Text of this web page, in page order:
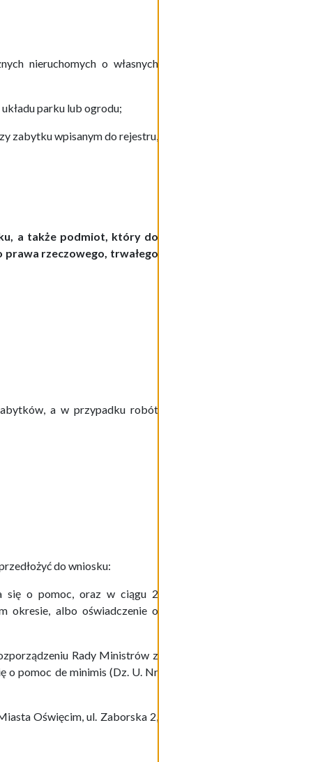
nieruchomych o własnych
parku lub ogrodu;
zabytku wpisanym do rejestru,
a także podmiot, który do
rzeczowego, trwałego
a w przypadku robót
do wniosku:
się o pomoc, oraz w ciągu 2
okresie, albo oświadczenie o
Rady Ministrów z
o pomoc de minimis (Dz. U. Nr
Oświęcim, ul. Zaborska 2,